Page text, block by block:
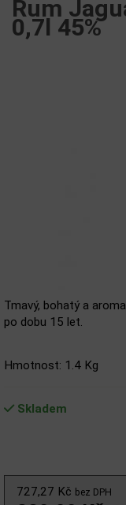
Rum
0,7l 45%
Tmavý, bohatý a
po dobu 15 let.
Hmotnost: 1.4 Kg
Skladem
727,27 Kč bez DPH